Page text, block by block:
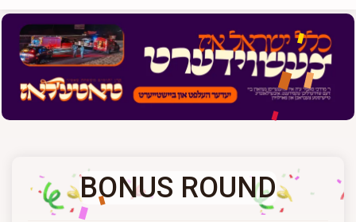
BONUS ROUND